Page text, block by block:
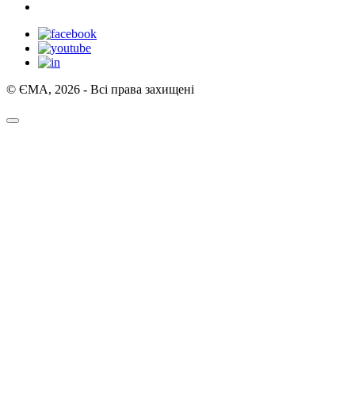
© ЄМА, 2026 - Всі права захищені